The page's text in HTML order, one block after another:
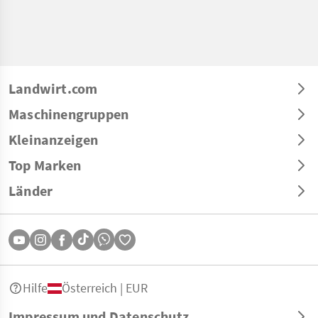
Landwirt.com
Maschinengruppen
Kleinanzeigen
Top Marken
Länder
Hilfe Österreich | EUR